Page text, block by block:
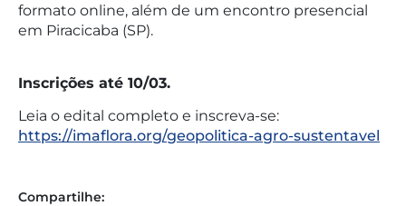
formato online, além de um encontro presencial
em Piracicaba (SP).
Inscrições até 10/03.
Leia o edital completo e inscreva-se:
https://imaflora.org/geopolitica-agro-sustentavel
Compartilhe: